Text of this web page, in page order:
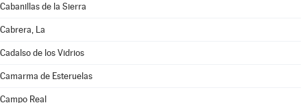
Cabanillas de la Sierra
Cabrera, La
Cadalso de los Vidrios
Camarma de Esteruelas
Campo Real